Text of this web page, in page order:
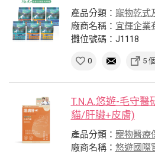
產品分類： 寵物乾式
廠商名稱： 宜輝企業
攤位號碼：J1118
0 5
T.N.A.悠遊-毛守
貓/肝臟+皮膚)
產品分類： 寵物醫療
廠商名稱： 悠遊國際